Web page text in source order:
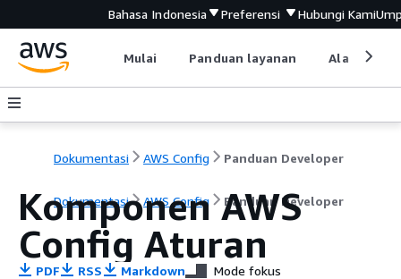
Bahasa Indonesia Preferensi Hubungi Kami
Mulai Panduan layanan Alat
Dokumentasi AWS Config Panduan Developer
Dokumentasi AWS Config Panduan Developer
Komponen AWS
Config Aturan
PDF RSS Markdown Mode fokus